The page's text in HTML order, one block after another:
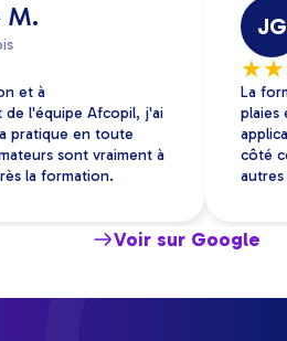
M.
et à
de l'équipe Afcopil, j'ai
pratique en toute
sont vraiment à
la formation.
JG
★★
La
plaies
côté
Voir sur Google